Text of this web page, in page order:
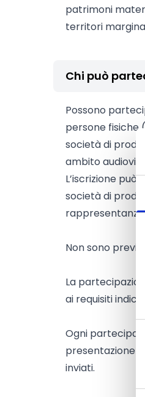
patrimoni
territori
Chi può
Possono
persone fisiche
società di
ambito
L’iscrizione
società di
Non sono
La
ai requisiti
Ogni
presentazione
inviati.